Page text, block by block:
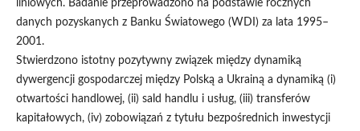
liniowych. Badanie przeprowadzono na podstawie rocznych
danych pozyskanych z Banku Światowego (WDI) za lata 1995–
2001.
Stwierdzono istotny pozytywny związek między dynamiką
dywergencji gospodarczej między Polską a Ukrainą a dynamiką (i)
otwartości handlowej, (ii) sald handlu i usług, (iii) transferów
kapitałowych, (iv) zobowiązań z tytułu bezpośrednich inwestycji